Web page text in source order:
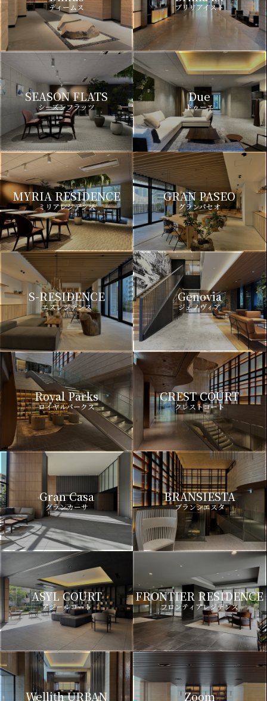
ディームス ブリリアイスト
SEASON FLATS
シーズンフラッツ
Due
ドゥーエ
MYRIA RESIDENCE
ミリアレジデンス
GRAN PASEO
グランパセオ
S-RESIDENCE
エスレジデンス
Genovia
ジェノヴィア
Royal Parks
ロイヤルパークス
CREST COURT
クレストコート
Gran Casa
グランカーサ
BRANSIESTA
ブランシエスタ
ASYL COURT
アジールコート
FRONTIER RESIDENCE
フロンティアレジデンス
Wellith URBAN Zoom